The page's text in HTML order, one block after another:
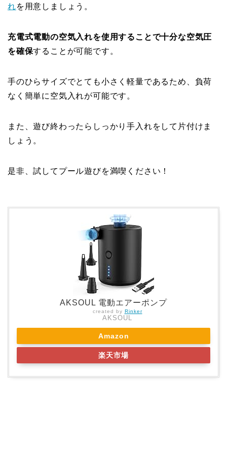
れを用意しましょう。
充電式電動の空気入れを使用することで十分な空気圧
を確保することが可能です。
手のひらサイズでとても小さく軽量であるため、負荷
なく簡単に空気入れが可能です。
また、遊び終わったらしっかり手入れをして片付けま
しょう。
是非、試してプール遊びを満喫ください！
AKSOUL 電動エアーポンプ
created by Rinker
AKSOUL
Amazon
楽天市場